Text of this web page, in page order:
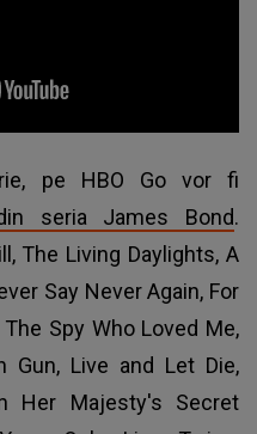
pe HBO Go vor fi
seria James Bond.
The Living Daylights, A
Say Never Again, For
Spy Who Loved Me,
Gun, Live and Let Die,
Her Majesty's Secret